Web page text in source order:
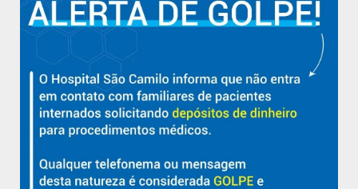
Hospital São Camilo – há mais de 50 anos cuidando da saúde
com qualidade, acolhimento e compromisso com a vida em
Aracruz e região.